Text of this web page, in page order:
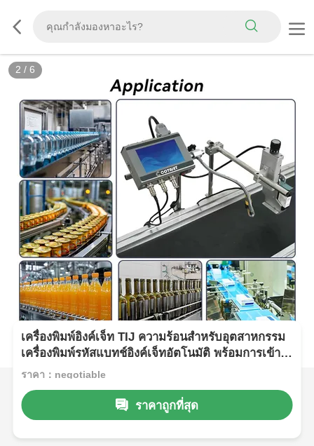
2 / 6
เครื่องพิมพ์อิงค์เจ็ท TIJ ความร้อนสำหรับอุตสาหกรรม
เครื่องพิมพ์รหัสแบทช์อิงค์เจ็ทอัตโนมัติ พร้อมการเข้า
รหัส LOT
ราคา：negotiable
ราคาถูกที่สุด